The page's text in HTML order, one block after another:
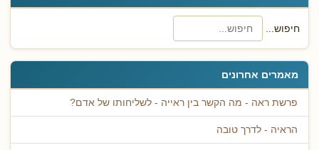
חיפוש...
מאמרים אחרונים
פרשת ראה - מה הקשר בין ראייה - לשליחותו של אדם?
הראיה - לדרך טובה